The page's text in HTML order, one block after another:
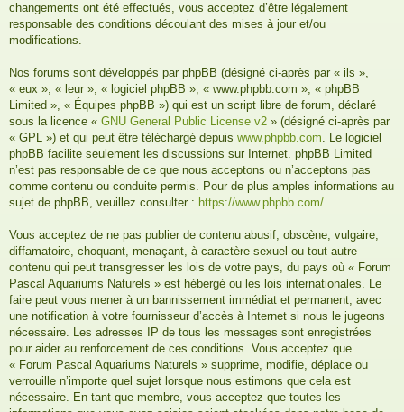
changements ont été effectués, vous acceptez d’être légalement
responsable des conditions découlant des mises à jour et/ou
modifications.
Nos forums sont développés par phpBB (désigné ci-après par « ils »,
« eux », « leur », « logiciel phpBB », « www.phpbb.com », « phpBB
Limited », « Équipes phpBB ») qui est un script libre de forum, déclaré
sous la licence « GNU General Public License v2 » (désigné ci-après par
« GPL ») et qui peut être téléchargé depuis www.phpbb.com. Le logiciel
phpBB facilite seulement les discussions sur Internet. phpBB Limited
n’est pas responsable de ce que nous acceptons ou n’acceptons pas
comme contenu ou conduite permis. Pour de plus amples informations au
sujet de phpBB, veuillez consulter : https://www.phpbb.com/.
Vous acceptez de ne pas publier de contenu abusif, obscène, vulgaire,
diffamatoire, choquant, menaçant, à caractère sexuel ou tout autre
contenu qui peut transgresser les lois de votre pays, du pays où « Forum
Pascal Aquariums Naturels » est hébergé ou les lois internationales. Le
faire peut vous mener à un bannissement immédiat et permanent, avec
une notification à votre fournisseur d’accès à Internet si nous le jugeons
nécessaire. Les adresses IP de tous les messages sont enregistrées
pour aider au renforcement de ces conditions. Vous acceptez que
« Forum Pascal Aquariums Naturels » supprime, modifie, déplace ou
verrouille n’importe quel sujet lorsque nous estimons que cela est
nécessaire. En tant que membre, vous acceptez que toutes les